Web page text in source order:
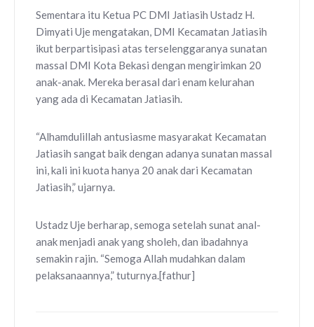
Sementara itu Ketua PC DMI Jatiasih Ustadz H.
Dimyati Uje mengatakan, DMI Kecamatan Jatiasih
ikut berpartisipasi atas terselenggaranya sunatan
massal DMI Kota Bekasi dengan mengirimkan 20
anak-anak. Mereka berasal dari enam kelurahan
yang ada di Kecamatan Jatiasih.
“Alhamdulillah antusiasme masyarakat Kecamatan
Jatiasih sangat baik dengan adanya sunatan massal
ini, kali ini kuota hanya 20 anak dari Kecamatan
Jatiasih,” ujarnya.
Ustadz Uje berharap, semoga setelah sunat anal-
anak menjadi anak yang sholeh, dan ibadahnya
semakin rajin. “Semoga Allah mudahkan dalam
pelaksanaannya,” tuturnya.[fathur]